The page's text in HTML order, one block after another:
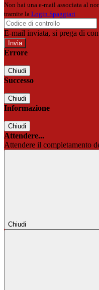
Non hai una e-mail associata al
tramite la Login Spaggiari
E-mail inviata, si prega di
Errore
Chiudi
Successo
Chiudi
Informazione
Chiudi
Attendere...
Attendere il completamento
Chiudi